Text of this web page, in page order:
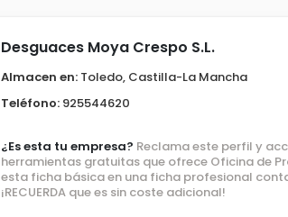
Desguaces Moya Crespo S.L.
Almacen en: Toledo, Castilla-La Mancha
Teléfono: 925544620
¿Es esta tu empresa? Reclama este perfil y
herramientas gratuitas que ofrece Oficina de
esta ficha básica en una ficha profesional
¡RECUERDA que es sin coste adicional!